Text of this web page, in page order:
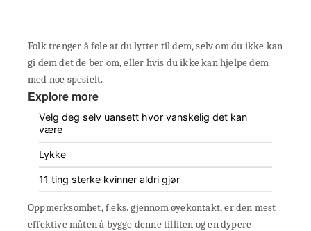
Folk trenger å føle at du lytter til dem, selv om du ikke kan
gi dem det de ber om, eller hvis du ikke kan hjelpe dem
med noe spesielt.
Explore more
Velg deg selv uansett hvor vanskelig det kan
være
Lykke
11 ting sterke kvinner aldri gjør
Oppmerksomhet, f.eks. gjennom øyekontakt, er den mest
effektive måten å bygge denne tilliten og en dypere